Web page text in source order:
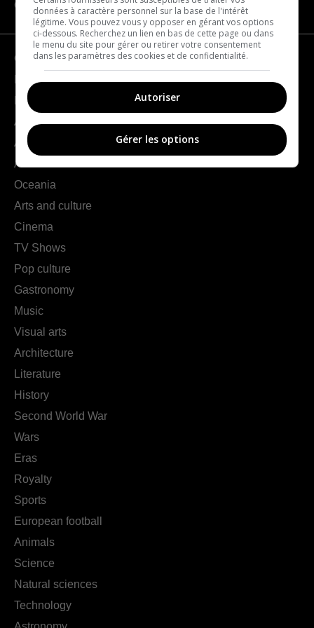
CATEGORIES
Geography
France
Europe
Americas
Asia
Africa
Oceania
Arts and culture
Cinema
TV Shows
Pop culture
Gastronomy
Music
Visual arts
Architecture
Literature
History
Second World War
Wars
Eras
Royalty
Sports
European football
Animals
Science
Natural sciences
Technology
données à caractère personnel sur la base de l'intérêt
légitime. Vous pouvez vous y opposer en gérant vos options
ci-dessous. Recherchez un lien en bas de cette page ou dans
le menu du site pour gérer ou retirer votre consentement
dans les paramètres des cookies et de confidentialité.
Autoriser
Gérer les options